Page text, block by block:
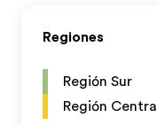
Regiones
Región Sur
Región Central